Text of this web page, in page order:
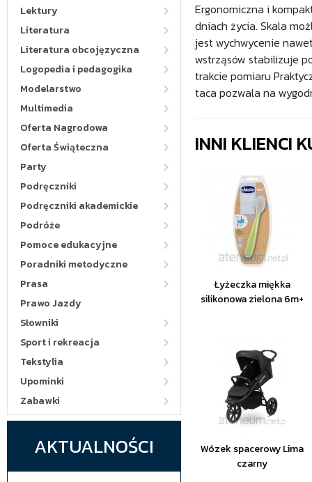
Lektury
Literatura
Literatura obcojęzyczna
Logopedia i pedagogika
Modelarstwo
Multimedia
Oferta Nagrodowa
Oferta Świąteczna
Party
Podręczniki
Podręczniki akademickie
Podróże
Pomoce edukacyjne
Poradniki metodyczne
Prasa
Prawo Jazdy
Słowniki
Sport i rekreacja
Tekstylia
Upominki
Zabawki
AKTUALNOŚCI
Ergonomiczna i
dniach życia. Skala
jest wychwycenie
wstrząsów stabilizuje
trakcie pomiaru
taca pozwala na
INNI KLIENCI
Łyżeczka miękka
silikonowa zielona 6m+
Wózek spacerowy Lima
czarny